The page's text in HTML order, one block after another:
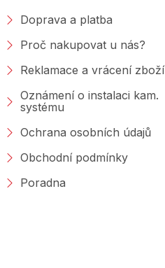
r
k
v
ý
p
s
Doprava a platba
Proč nakupovat u nás?
Reklamace a vrácení zboží
Oznámení o instalaci kam.
systému
Ochrana osobních údajů
Obchodní podmínky
Poradna